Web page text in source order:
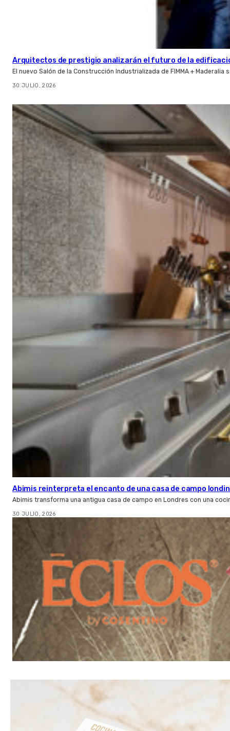
Arquitectos de prestigio analizarán el futuro de la
El nuevo Salón de la Construcción Industrializada de FIMMA +
30 JULIO, 2026
Abimis reinterpreta el encanto de una casa de campo
Abimis transforma una antigua casa de campo en Londres con una
30 JULIO, 2026